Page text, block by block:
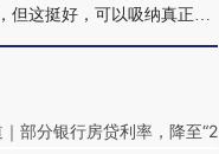
文学似乎要被冷落，但这挺好，可以吸纳真正愿意投身其中的新人｜荐书
部分银行房贷利率，降至“2